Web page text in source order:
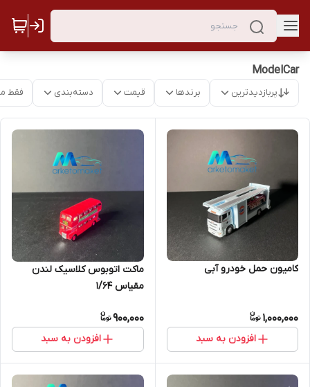
ModelCar
پربازدیدترین برندها قیمت دسته‌بندی فقط
کامیون حمل خودرو آبی
1,000,000
افزودن به سبد
ماکت اتوبوس کلاسیک لندن
مقیاس ۱/۶۴
900,000
افزودن به سبد